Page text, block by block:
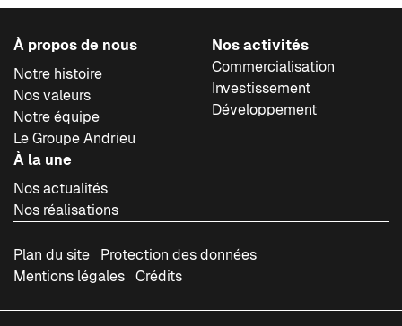
À propos de nous
Notre histoire
Nos valeurs
Notre équipe
Le Groupe Andrieu
Nos activités
Commercialisation
Investissement
Développement
À la une
Nos actualités
Nos réalisations
Plan du site
Protection des données
Mentions légales Crédits